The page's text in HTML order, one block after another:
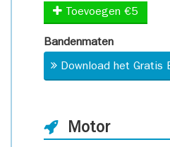
Toevoegen €5
Bandenmaten
Download het Gratis
Motor